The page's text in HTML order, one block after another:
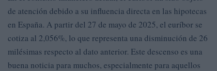
de atención debido a su influencia directa en las hipotecas
en España. A partir del 27 de mayo de 2025, el euríbor se
cotiza al 2,056%, lo que representa una disminución de 26
milésimas respecto al dato anterior. Este descenso es una
buena noticia para muchos, especialmente para aquellos